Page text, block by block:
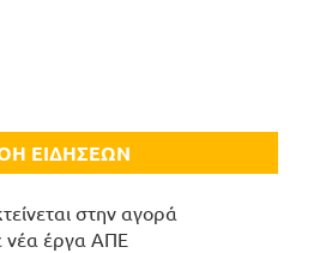
ΕΙΔΗΣΕΩΝ
στην αγορά
νέα έργα ΑΠΕ